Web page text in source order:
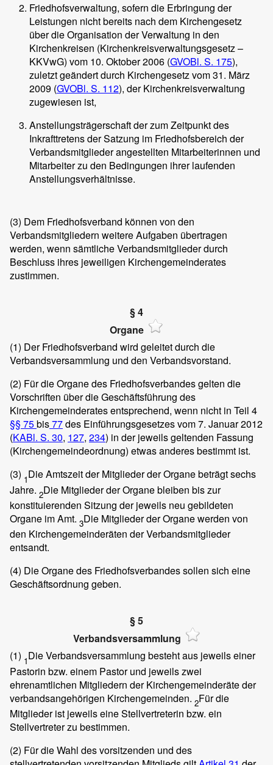
Friedhofsverwaltung, sofern die Erbringung der
Leistungen nicht bereits nach dem Kirchengesetz
über die Organisation der Verwaltung in den
Kirchenkreisen (Kirchenkreisverwaltungsgesetz –
KKVwG) vom 10. Oktober 2006 (GVOBl. S. 175),
zuletzt geändert durch Kirchengesetz vom 31. März
2009 (GVOBl. S. 112), der Kirchenkreisverwaltung
zugewiesen ist,
Anstellungsträgerschaft der zum Zeitpunkt des
Inkrafttretens der Satzung im Friedhofsbereich der
Verbandsmitglieder angestellten Mitarbeiterinnen und
Mitarbeiter zu den Bedingungen ihrer laufenden
Anstellungsverhältnisse.
(3) Dem Friedhofsverband können von den
Verbandsmitgliedern weitere Aufgaben übertragen
werden, wenn sämtliche Verbandsmitglieder durch
Beschluss ihres jeweiligen Kirchengemeinderates
zustimmen.
§ 4
Organe
(1) Der Friedhofsverband wird geleitet durch die
Verbandsversammlung und den Verbandsvorstand.
(2) Für die Organe des Friedhofsverbandes gelten die
Vorschriften über die Geschäftsführung des
Kirchengemeinderates entsprechend, wenn nicht in Teil 4
§§ 75bis77des Einführungsgesetzes vom 7. Januar 2012
(KABl. S. 30, 127, 234) in der jeweils geltenden Fassung
(Kirchengemeindeordnung) etwas anderes bestimmt ist.
(3) 1Die Amtszeit der Mitglieder der Organe beträgt sechs
Jahre. 2Die Mitglieder der Organe bleiben bis zur
konstituierenden Sitzung der jeweils neu gebildeten
Organe im Amt. 3Die Mitglieder der Organe werden von
den Kirchengemeinderäten der Verbandsmitglieder
entsandt.
(4) Die Organe des Friedhofsverbandes sollen sich eine
Geschäftsordnung geben.
§ 5
Verbandsversammlung
(1) 1Die Verbandsversammlung besteht aus jeweils einer
Pastorin bzw. einem Pastor und jeweils zwei
ehrenamtlichen Mitgliedern der Kirchengemeinderäte der
verbandsangehörigen Kirchengemeinden. 2Für die
Mitglieder ist jeweils eine Stellvertreterin bzw. ein
Stellvertreter zu bestimmen.
(2) Für die Wahl des vorsitzenden und des